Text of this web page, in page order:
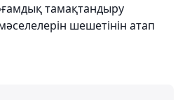
тамақтандыру
шешетінін атап